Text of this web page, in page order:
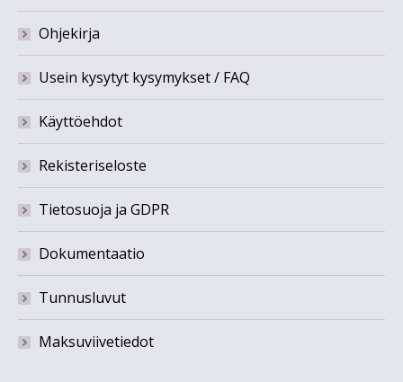
Ohjekirja
Usein kysytyt kysymykset / FAQ
Käyttöehdot
Rekisteriseloste
Tietosuoja ja GDPR
Dokumentaatio
Tunnusluvut
Maksuviivetiedot